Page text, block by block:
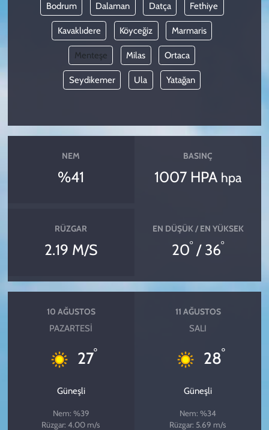
Bodrum Dalaman Datça Fethiye
Kavaklıdere Köyceğiz Marmaris
Menteşe Milas Ortaca
Seydikemer Ula Yatağan
NEM
%41
BASINÇ
1007 HPA hpa
RÜZGAR
2.19 M/S
EN DÜŞÜK / EN YÜKSEK
20° / 36°
10 AĞUSTOS
PAZARTESI
27°
Güneşli
Nem: %39
Rüzgar: 4.00 m/s
11 AĞUSTOS
SALI
28°
Güneşli
Nem: %34
Rüzgar: 5.69 m/s